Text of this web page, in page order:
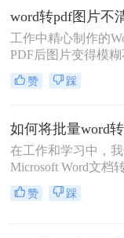
转！那么word转pdf
呢？本文直击痛点
的修复方案，助您
排版！
工作中精心制作的
PDF后图片变得模
现马赛克、细节丢
度灾难"不仅影响专
忍受模糊图片！本
可立即执行的word
决方法，助您10分
晰度！
赞 踩
在工作和学习中，
Microsoft Word文档
以确保文档的布局
上都能保持一致。手
赞 踩